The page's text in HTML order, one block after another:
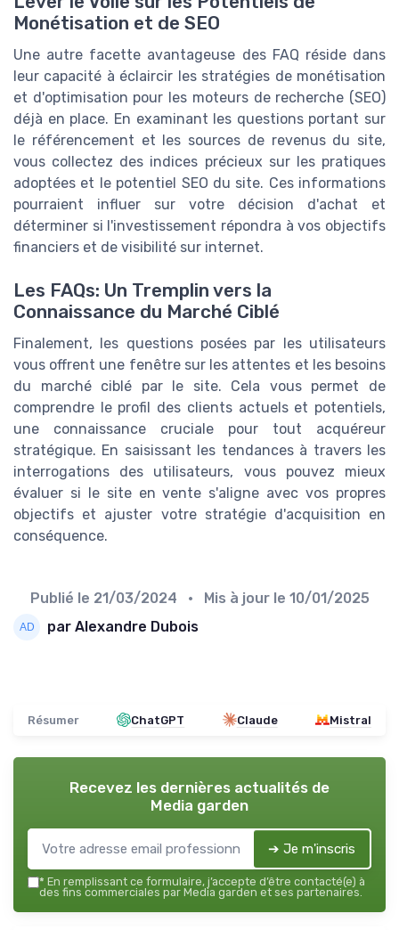
Monétisation et de SEO
Une autre facette avantageuse des FAQ réside dans
leur capacité à éclaircir les stratégies de monétisation
et d'optimisation pour les moteurs de recherche (SEO)
déjà en place. En examinant les questions portant sur
le référencement et les sources de revenus du site,
vous collectez des indices précieux sur les pratiques
adoptées et le potentiel SEO du site. Ces informations
pourraient influer sur votre décision d'achat et
déterminer si l'investissement répondra à vos objectifs
financiers et de visibilité sur internet.
Les FAQs: Un Tremplin vers la
Connaissance du Marché Ciblé
Finalement, les questions posées par les utilisateurs
vous offrent une fenêtre sur les attentes et les besoins
du marché ciblé par le site. Cela vous permet de
comprendre le profil des clients actuels et potentiels,
une connaissance cruciale pour tout acquéreur
stratégique. En saisissant les tendances à travers les
interrogations des utilisateurs, vous pouvez mieux
évaluer si le site en vente s'aligne avec vos propres
objectifs et ajuster votre stratégie d'acquisition en
conséquence.
Publié le 21/03/2024 • Mis à jour le 10/01/2025
par Alexandre Dubois
Résumer ChatGPT Claude Mistral
Recevez les dernières actualités de
Media garden
➔ Je m'inscris
* En remplissant ce formulaire, j’accepte d’être contacté(e) à
des fins commerciales par Media garden et ses partenaires.